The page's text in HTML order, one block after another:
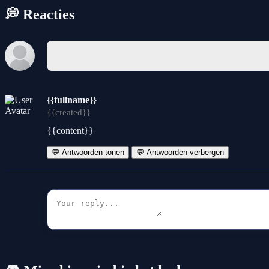
💭 Reacties
{{fullname}}
{{created}}
{{content}}
💬 Antwoorden tonen 💬 Antwoorden verbergen